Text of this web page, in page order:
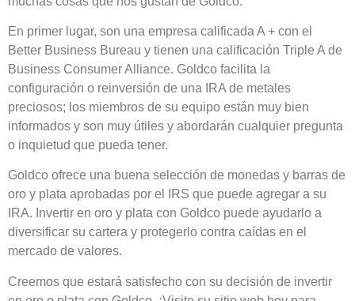
En primer lugar, son una empresa calificada A + con el
Better Business Bureau y tienen una calificación Triple A de
Business Consumer Alliance. Goldco facilita la
configuración o reinversión de una IRA de metales
preciosos; los miembros de su equipo están muy bien
informados y son muy útiles y abordarán cualquier pregunta
o inquietud que pueda tener.
Goldco ofrece una buena selección de monedas y barras de
oro y plata aprobadas por el IRS que puede agregar a su
IRA. Invertir en oro y plata con Goldco puede ayudarlo a
diversificar su cartera y protegerlo contra caídas en el
mercado de valores.
Creemos que estará satisfecho con su decisión de invertir